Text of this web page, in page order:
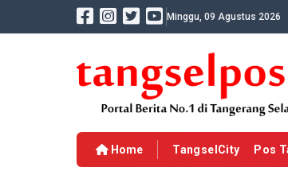
Minggu, 09 Agustus 2026
Home TangselCity Pos